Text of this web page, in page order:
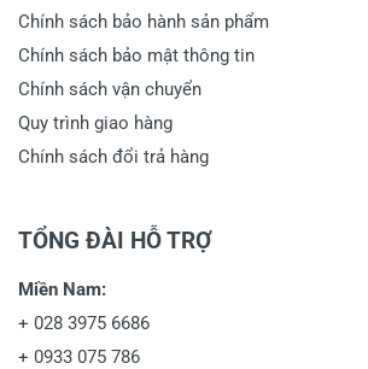
Chính sách bảo hành sản phẩm
Chính sách bảo mật thông tin
Chính sách vận chuyển
Quy trình giao hàng
Chính sách đổi trả hàng
TỔNG ĐÀI HỖ TRỢ
Miền Nam:
+ 028 3975 6686
+ 0933 075 786